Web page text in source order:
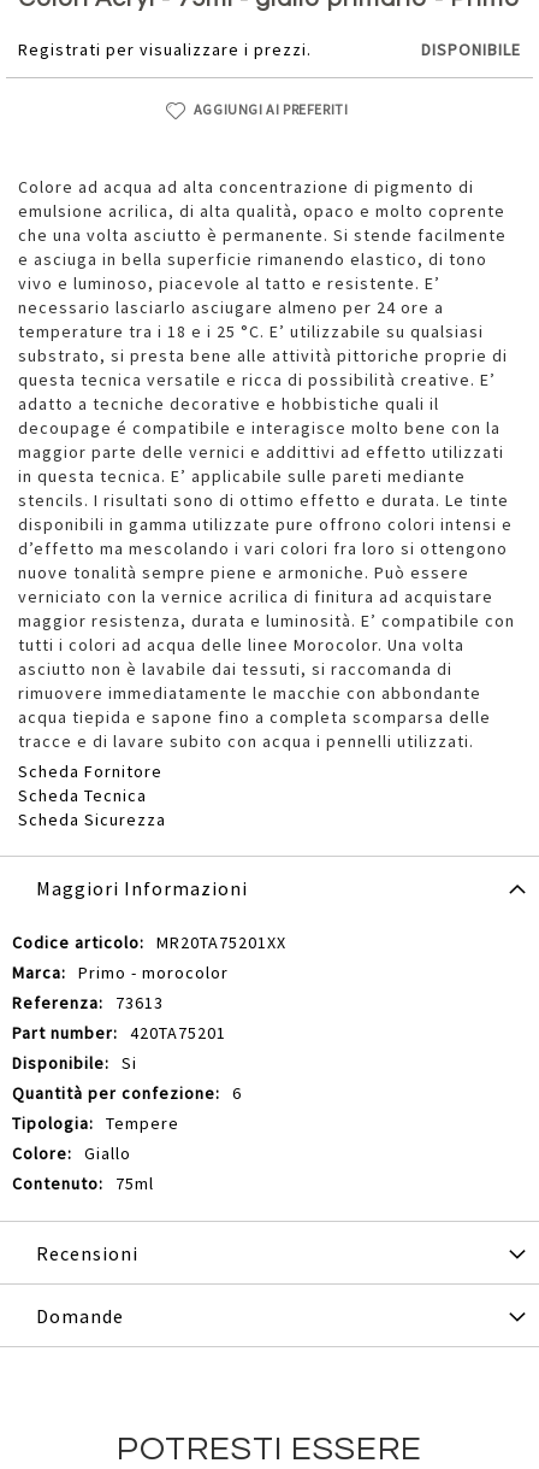
Registrati per visualizzare i prezzi. DISPONIBILE
AGGIUNGI AI PREFERITI
Colore ad acqua ad alta concentrazione di pigmento di
emulsione acrilica, di alta qualità, opaco e molto coprente
che una volta asciutto è permanente. Si stende facilmente
e asciuga in bella superficie rimanendo elastico, di tono
vivo e luminoso, piacevole al tatto e resistente. E’
necessario lasciarlo asciugare almeno per 24 ore a
temperature tra i 18 e i 25 °C. E’ utilizzabile su qualsiasi
substrato, si presta bene alle attività pittoriche proprie di
questa tecnica versatile e ricca di possibilità creative. E’
adatto a tecniche decorative e hobbistiche quali il
decoupage é compatibile e interagisce molto bene con la
maggior parte delle vernici e addittivi ad effetto utilizzati
in questa tecnica. E’ applicabile sulle pareti mediante
stencils. I risultati sono di ottimo effetto e durata. Le tinte
disponibili in gamma utilizzate pure offrono colori intensi e
d’effetto ma mescolando i vari colori fra loro si ottengono
nuove tonalità sempre piene e armoniche. Può essere
verniciato con la vernice acrilica di finitura ad acquistare
maggior resistenza, durata e luminosità. E’ compatibile con
tutti i colori ad acqua delle linee Morocolor. Una volta
asciutto non è lavabile dai tessuti, si raccomanda di
rimuovere immediatamente le macchie con abbondante
acqua tiepida e sapone fino a completa scomparsa delle
tracce e di lavare subito con acqua i pennelli utilizzati.
Scheda Fornitore
Scheda Tecnica
Scheda Sicurezza
galleria
Maggiori Informazioni
Maggiori
Informazioni
MR20TA75201XX
Primo - morocolor
73613
420TA75201
Si
6
Tempere
Giallo
75ml
Recensioni
Domande
POTRESTI ESSERE